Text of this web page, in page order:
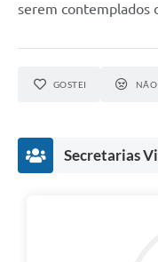
serem contemplados
GOSTEI NÃO
Secretarias